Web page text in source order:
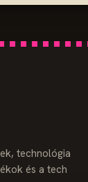
technológia
és a tech